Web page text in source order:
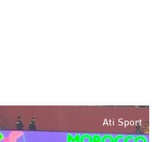
Ati Sport